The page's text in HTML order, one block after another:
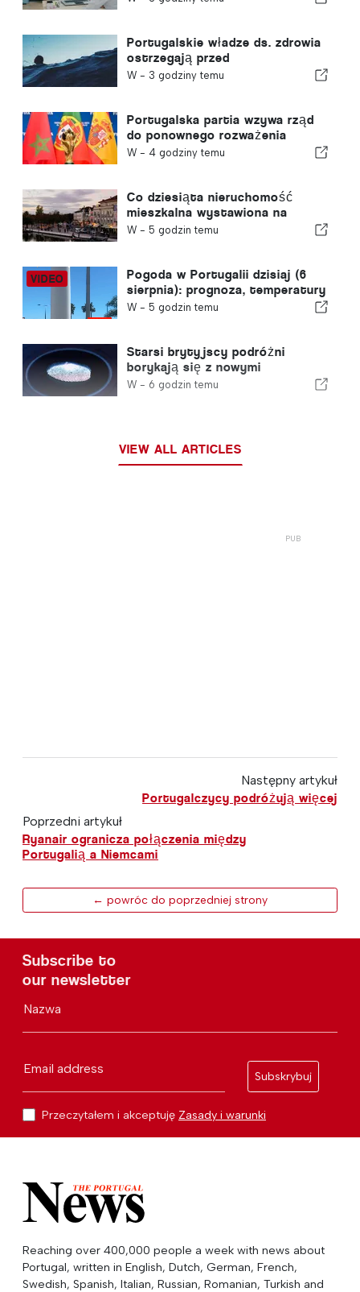
Portugalskie władze ds. zdrowia
ostrzegają przed
niebezpieczeństwem utonięcia
W - 3 godziny temu
Portugalska partia wzywa rząd
do ponownego rozważenia
decyzji o przyznaniu Maroku
roku w związku z kryzysem w
Ceucie
W - 4 godziny temu
Co dziesiąta nieruchomość
mieszkalna wystawiona na
sprzedaż w Portugalii znajduje
W - 5 godzin temu
Pogoda w Portugalii dzisiaj (6
sierpnia): prognoza, temperatury
i czego można się spodziewać
W - 5 godzin temu
Starsi brytyjscy podróżni
borykają się z nowymi
kontrolami odcisków palców
W - 6 godzin temu
VIEW ALL ARTICLES
Następny artykuł
Portugalczycy podróżują więcej
Poprzedni artykuł
Ryanair ogranicza połączenia między
Portugalią a Niemcami
← powróc do poprzedniej strony
Subscribe to
our newsletter
Nazwa
Email address
Subskrybuj
Przeczytałem i akceptuję Zasady i warunki
Reaching over 400,000 people a week with news about
Portugal, written in English, Dutch, German, French,
Swedish, Spanish, Italian, Russian, Romanian, Turkish and